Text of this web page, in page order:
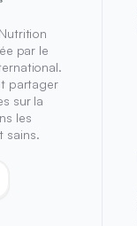
par le
partager
sur la
les
sains.